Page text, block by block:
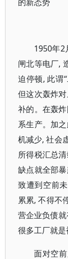
1950年2
闸北等电厂,
迫停顿, 此谓
但这次轰炸
补的。在轰
系生产。加
机减少, 社会
所得税汇总
缺点就全部
致遭到空前
累累, 不得不
营企业负债
很多工厂就是
面对空